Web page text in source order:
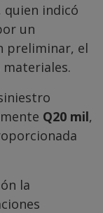
quien indicó
un
preliminar, el
Q20 mil,
la